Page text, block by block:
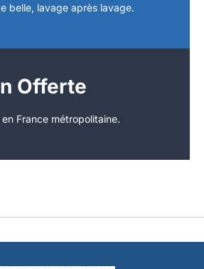
belle, lavage après lavage.
Offerte
France métropolitaine.